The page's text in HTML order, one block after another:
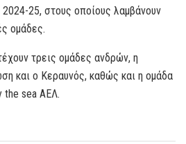
25, στους οποίους λαμβάνουν
ομάδες.
τρεις ομάδες ανδρών, η
και ο Κεραυνός, καθώς και η ομάδα
the sea AEΛ.